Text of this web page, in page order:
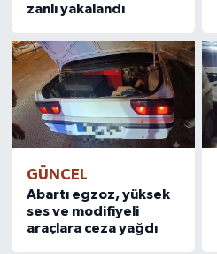
zanlı yakalandı
GÜNCEL
Abartı egzoz, yüksek
ses ve modifiyeli
araçlara ceza yağdı